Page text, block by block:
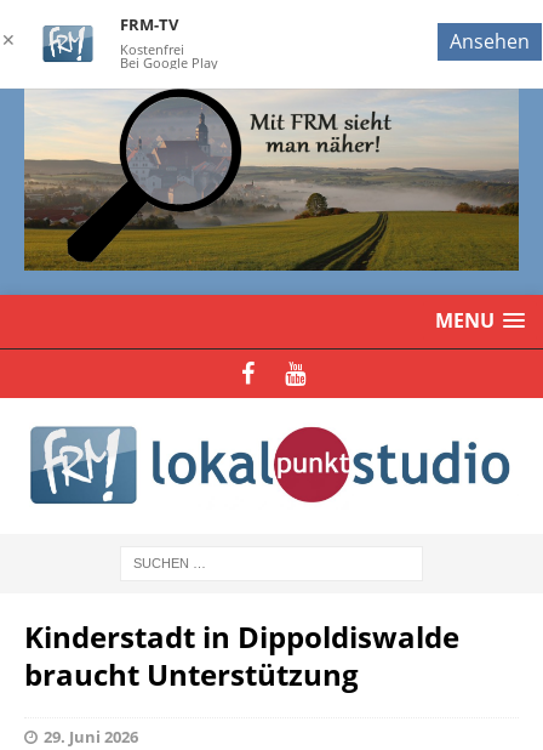
MENU
Kinderstadt in Dippoldiswalde
braucht Unterstützung
29. Juni 2026
✕
FRM-TV
Kostenfrei
Bei Google Play
Ansehen